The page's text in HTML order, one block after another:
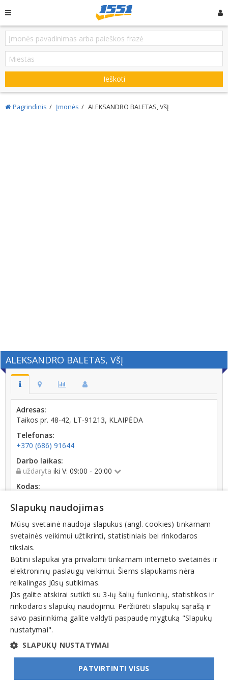
Ieškoti
Pagrindinis Įmonės ALEKSANDRO BALETAS, VšĮ
ALEKSANDRO BALETAS, VšĮ
Adresas:
Taikos pr. 48-42, LT-91213, KLAIPĖDA
Telefonas:
+370 (686) 91644
Darbo laikas:
uždaryta iki V: 09:00 - 20:00
Kodas:
Registracijos data:
2016-05-06
Apyvarta:
0 € (2024 m.)
Veiklos sritys
Mokymo centrai, mokymai, kursai
© INFOMINTA, UAB. Visos teisės saugomos. Telefonas
info@1551.info
Slapukų naudojimas
Mūsų svetainė naudoja slapukus (angl. cookies) tinkamam
svetainės veikimui užtikrinti, statistiniais bei rinkodaros
tikslais.
Būtini slapukai yra privalomi tinkamam interneto svetainės ir
elektroninių paslaugų veikimui. Šiems slapukams nėra
reikalingas Jūsų sutikimas.
Jūs galite atskirai sutikti su 3-ių šalių funkcinių, statistikos ir
rinkodaros slapukų naudojimu. Peržiūrėti slapukų sąrašą ir
savo pasirinkimą galite valdyti paspaudę mygtuką "Slapukų
nustatymai".
SLAPUKŲ NUSTATYMAI
PATVIRTINTI VISUS